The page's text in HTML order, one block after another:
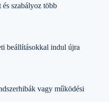
szabályoz több
beállításokkal indul újra
vagy működési